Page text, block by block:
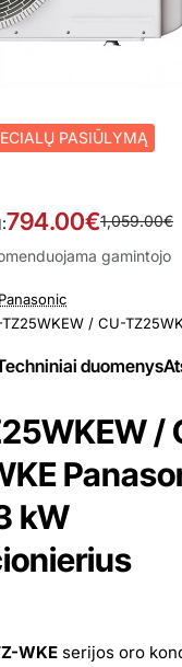
PASIŪLYMĄ
794.00€1,059.00€
gamintojo
Panasonic
/ CU-
duomenys
/
kW
WKE serijos oro